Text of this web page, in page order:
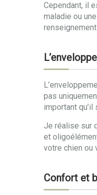
Cependant, il
maladie ou
pas
important
Je réalise sur
et
votre chien ou
Confort et